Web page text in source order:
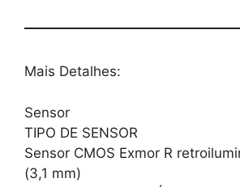
Mais Detalhes:
Sensor
TIPO DE SENSOR
Sensor CMOS Exmor R
(3,1 mm)